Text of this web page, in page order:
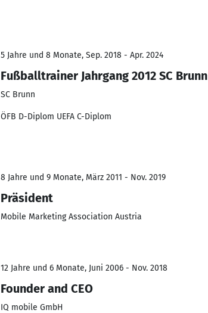
5 Jahre und 8 Monate, Sep. 2018 - Apr. 2024
Fußballtrainer Jahrgang 2012 SC Brunn
SC Brunn
ÖFB D-Diplom UEFA C-Diplom
8 Jahre und 9 Monate, März 2011 - Nov. 2019
Präsident
Mobile Marketing Association Austria
12 Jahre und 6 Monate, Juni 2006 - Nov. 2018
Founder and CEO
IQ mobile GmbH